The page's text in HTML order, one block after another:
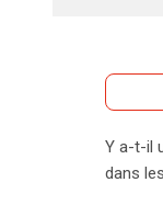
La
Y a-t-il
dans